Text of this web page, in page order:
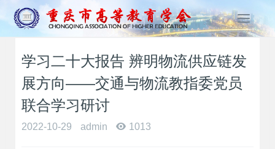
T
o
g
学习二十大报告 辨明物流供应链发
展方向——交通与物流教指委党员
联合学习研讨
2022-10-29 admin 1013